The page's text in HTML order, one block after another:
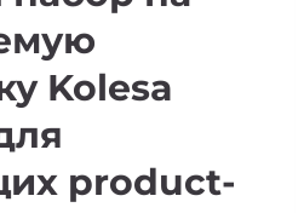
Kolesa
product-